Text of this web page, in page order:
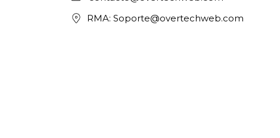
RMA: Soporte@overtechweb.com